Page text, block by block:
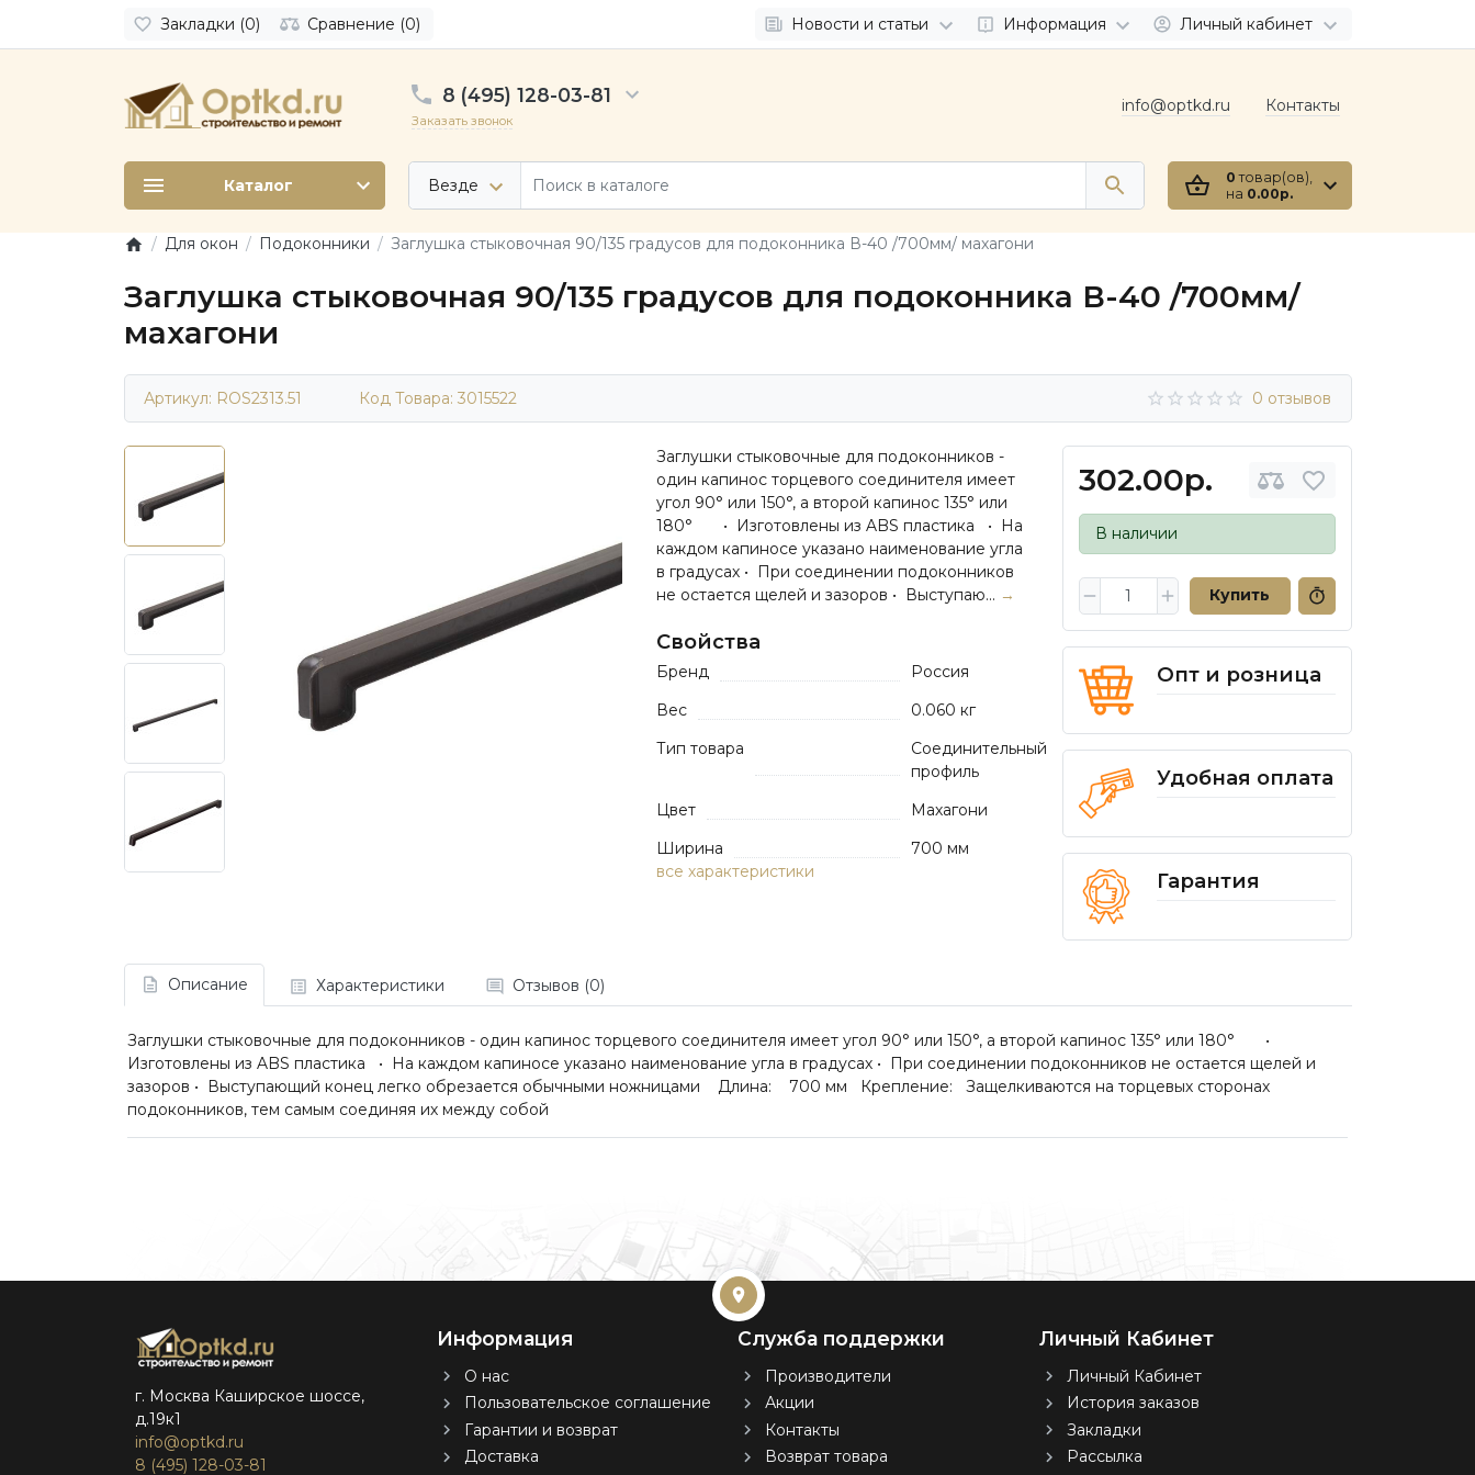
Закладки (0) Сравнение (0) Новости и статьи Информация Личный кабинет
8 (495) 128-03-81
Заказать звонок
Везде
info@optkd.ru Контакты
0 товар(ов),
на 0.00р.
Каталог
Для окон Подоконники Заглушка стыковочная 90/135 градусов для подоконника В-40 /700мм/ махагони
Заглушка стыковочная 90/135 градусов для подоконника В-40 /700мм/
махагони
Артикул: ROS2313.51 Код Товара: 3015522 0 отзывов
302.00р.
В наличии
Купить
Опт и розница
Удобная оплата
Гарантия
Заглушки стыковочные для подоконников -
один капинос торцевого соединителя имеет
угол 90° или 150°, а второй капинос 135° или
180° • Изготовлены из ABS пластика • На
каждом капиносе указано наименование угла
в градусах • При соединении подоконников
не остается щелей и зазоров • Выступаю... →
Свойства
Бренд
Россия
Вес
0.060 кг
Тип товара
Соединительный
профиль
Цвет
Махагони
Ширина
700 мм
все характеристики
Описание Характеристики Отзывов (0)
Заглушки стыковочные для подоконников - один капинос торцевого соединителя имеет угол 90° или 150°, а второй капинос 135° или 180° •
Изготовлены из ABS пластика • На каждом капиносе указано наименование угла в градусах • При соединении подоконников не остается щелей и
зазоров • Выступающий конец легко обрезается обычными ножницами Длина: 700 мм Крепление: Защелкиваются на торцевых сторонах
подоконников, тем самым соединяя их между собой
г. Москва Каширское шоссе,
д.19к1
info@optkd.ru
8 (495) 128-03-81
Информация
О нас
Пользовательское соглашение
Гарантии и возврат
Доставка
Служба поддержки
Производители
Акции
Контакты
Возврат товара
Личный Кабинет
Личный Кабинет
История заказов
Закладки
Рассылка